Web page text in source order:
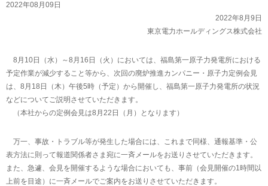
2022年08月09日
2022年8月9日
東京電力ホールディングス株式会社
8月10日（水）～8月16日（火）においては、福島第一原子力発電所における
予定作業が減少すること等から、次回の廃炉推進カンパニー・原子力定例会見
は、8月18日（木）午後5時（予定）から開催し、福島第一原子力発電所の状況
などについてご説明させていただきます。
（本社からの定例会見は8月22日（月）となります）
万一、事故・トラブル等が発生した場合には、これまで同様、通報基準・公
表方法に則って報道関係者さま宛に一斉メールをお送りさせていただきます。
また、急遽、会見を開催するような場合においても、事前（会見開催の1時間以
上前を目途）に一斉メールでご案内をお送りさせていただきます。